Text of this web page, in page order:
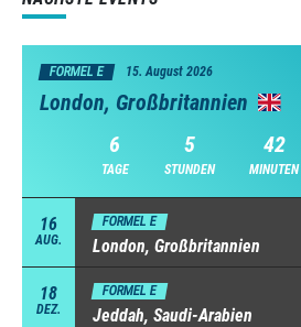
FORMEL E 15. August 2026
London, Großbritannien
6
TAGE
5
STUNDEN
42
MINUTEN
16
AUG.
FORMEL E
London, Großbritannien
18
DEZ.
FORMEL E
Jeddah, Saudi-Arabien